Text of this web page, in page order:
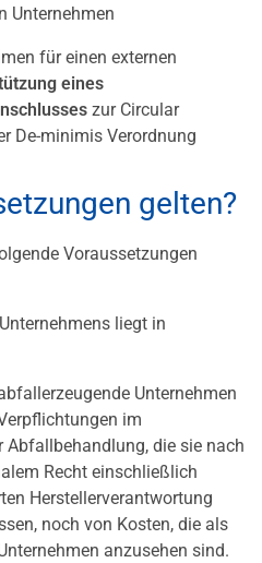
Unternehmen
für einen externen
eines
zur Circular
De-minimis Verordnung
gelten?
Voraussetzungen
liegt in
Unternehmen
im
die sie nach
Recht einschließlich
Herstellerverantwortung
noch von Kosten, die als
anzusehen sind.